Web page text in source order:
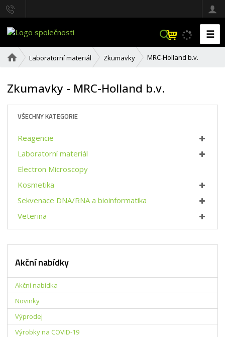
V
h
t
☰
v
n
t
a
a
Laboratorní materiál Zkumavky MRC-Holland b.v.
Zkumavky - MRC-Holland b.v.
VŠECHNY KATEGORIE
Reagencie
Laboratorní materiál
Electron Microscopy
Kosmetika
Sekvenace DNA/RNA a bioinformatika
Veterina
Akční nabídky
Akční nabídka
Novinky
Výprodej
Výrobky na COVID-19